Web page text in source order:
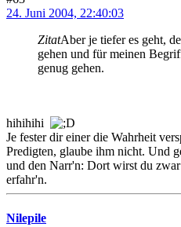
24. Juni 2004, 22:40:03
ZitatAber je tiefer es geht,
gehen und für meinen
genug gehen.
hihihihi
Je fester dir einer die Wahrheit
Predigten, glaube ihm nicht. Und
und den Narr'n: Dort wirst du
erfahr'n.
Nilepile